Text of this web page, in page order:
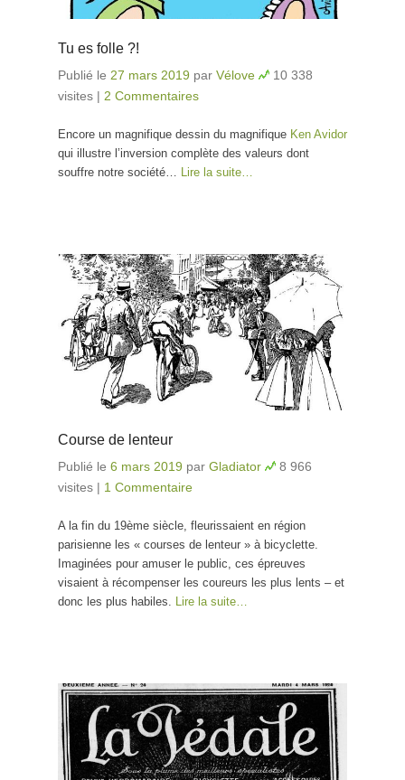
Tu es folle ?!
Publié le 27 mars 2019 par Vélove
10 338
visites | 2 Commentaires
Encore un magnifique dessin du magnifique Ken Avidor
qui illustre l’inversion complète des valeurs dont
souffre notre société… Lire la suite…
Course de lenteur
Publié le 6 mars 2019 par Gladiator
8 966
visites | 1 Commentaire
A la fin du 19ème siècle, fleurissaient en région
parisienne les « courses de lenteur » à bicyclette.
Imaginées pour amuser le public, ces épreuves
visaient à récompenser les coureurs les plus lents – et
donc les plus habiles.
Lire la suite…